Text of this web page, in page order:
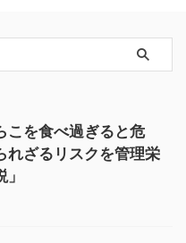
こを食べ過ぎると危
れざるリスクを管理栄